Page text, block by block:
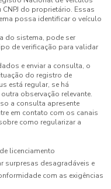
do proprietário. Essas
possa identificar o veículo
do sistema, pode ser
de verificação para validar
e enviar a consulta, o
do registro de
está regular, se há
observação relevante.
a consulta apresente
em contato com os canais
como regularizar a
licenciamento
surpresas desagradáveis e
com as exigências